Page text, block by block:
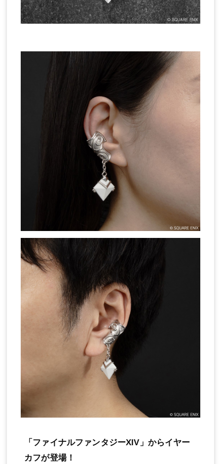
「ファイナルファンタジーXIV」からイヤー
カフが登場！